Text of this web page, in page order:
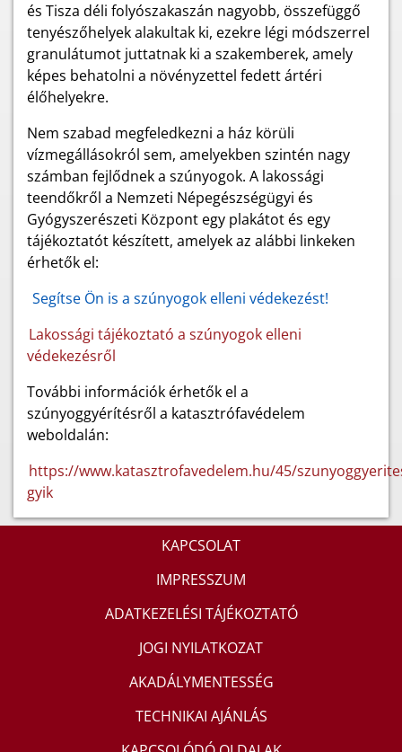
és Tisza déli folyószakaszán nagyobb, összefüggő
tenyészőhelyek alakultak ki, ezekre légi módszerrel
granulátumot juttatnak ki a szakemberek, amely
képes behatolni a növényzettel fedett ártéri
élőhelyekre.
Nem szabad megfeledkezni a ház körüli
vízmegállásokról sem, amelyekben szintén nagy
számban fejlődnek a szúnyogok. A lakossági
teendőkről a Nemzeti Népegészségügyi és
Gyógyszerészeti Központ egy plakátot és egy
tájékoztatót készített, amelyek az alábbi linkeken
érhetők el:
Segítse Ön is a szúnyogok elleni védekezést!
Lakossági tájékoztató a szúnyogok elleni
védekezésről
További információk érhetők el a
szúnyoggyérítésről a katasztrófavédelem
weboldalán:
https://www.katasztrofavedelem.hu/45/
gyik
KAPCSOLAT
IMPRESSZUM
ADATKEZELÉSI TÁJÉKOZTATÓ
JOGI NYILATKOZAT
AKADÁLYMENTESSÉG
TECHNIKAI AJÁNLÁS